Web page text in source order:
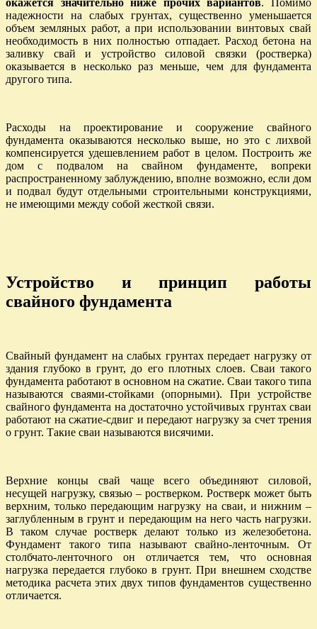
надежности на слабых грунтах, существенно уменьшается
объем земляных работ, а при использовании винтовых свай
необходимость в них полностью отпадает. Расход бетона на
заливку свай и устройство силовой связки (ростверка)
оказывается в несколько раз меньше, чем для фундамента
другого типа.
Расходы на проектирование и сооружение свайного
фундамента оказываются несколько выше, но это с лихвой
компенсируется удешевлением работ в целом. Построить же
дом с подвалом на свайном фундаменте, вопреки
распространенному заблуждению, вполне возможно, если дом
и подвал будут отдельными строительными конструкциями,
не имеющими между собой жесткой связи.
Устройство и принцип работы
свайного фундамента
Свайный фундамент на слабых грунтах передает нагрузку от
здания глубоко в грунт, до его плотных слоев. Сваи такого
фундамента работают в основном на сжатие. Сваи такого типа
называются сваями-стойками (опорными). При устройстве
свайного фундамента на достаточно устойчивых грунтах сваи
работают на сжатие-сдвиг и передают нагрузку за счет трения
о грунт. Такие сваи называются висячими.
Верхние концы свай чаще всего объединяют силовой,
несущей нагрузку, связью – ростверком. Ростверк может быть
верхним, только передающим нагрузку на сваи, и нижним –
заглубленным в грунт и передающим на него часть нагрузки.
В таком случае ростверк делают только из железобетона.
Фундамент такого типа называют свайно-ленточным. От
столбчато-ленточного он отличается тем, что основная
нагрузка передается глубоко в грунт. При внешнем сходстве
методика расчета этих двух типов фундаментов существенно
отличается.